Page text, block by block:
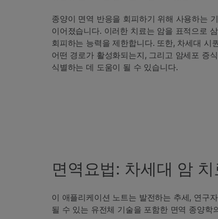
종양이 면역 반응을 회피하기 위해 사용하는
이어졌습니다. 이러한 치료는 암을 표적으로
회피하는 능력을 제한합니다. 또한, 차세대
어떤 경로가 활성화되는지, 그리고 암세포 증
식별하는 데 도움이 될 수 있습니다.
면역요법: 차세대 암 치
이 애플리케이션 노트는 발전하는 추세, 연구
될 수 있는 유전체 기술을 포함한 면역 종양학